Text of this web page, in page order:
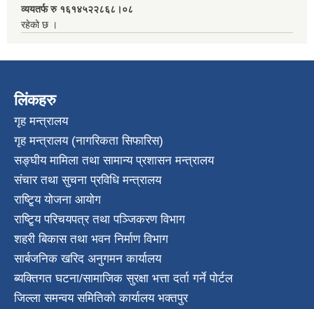
व्ययतर्फ रु १६१४५२२८६८।०८
रहेको छ ।
लिंकहरु
गृह मन्त्रालय
गृह मन्त्रालय (नागरिकता सिफारिस)
सङ्घीय मामिला तथा सामान्य प्रशासन मन्त्रालय
संचार तथा सुचना प्रविधि मन्त्रालय
राष्टि्ृय योजना आयोग
राष्टि्ृय परिचयपत्र तथा पञ्जिकरण विभाग
शहरी बिकास तथा भवन निर्माण विभाग
सार्बजनिक खरिद अनुगमन कार्यालय
ब्यक्तिगत घटना/सामाजिक सुरक्षा भत्ता दर्ता गर्ने पोर्टल
जिल्ला समन्वय समितिको कार्यालय भक्तपुर